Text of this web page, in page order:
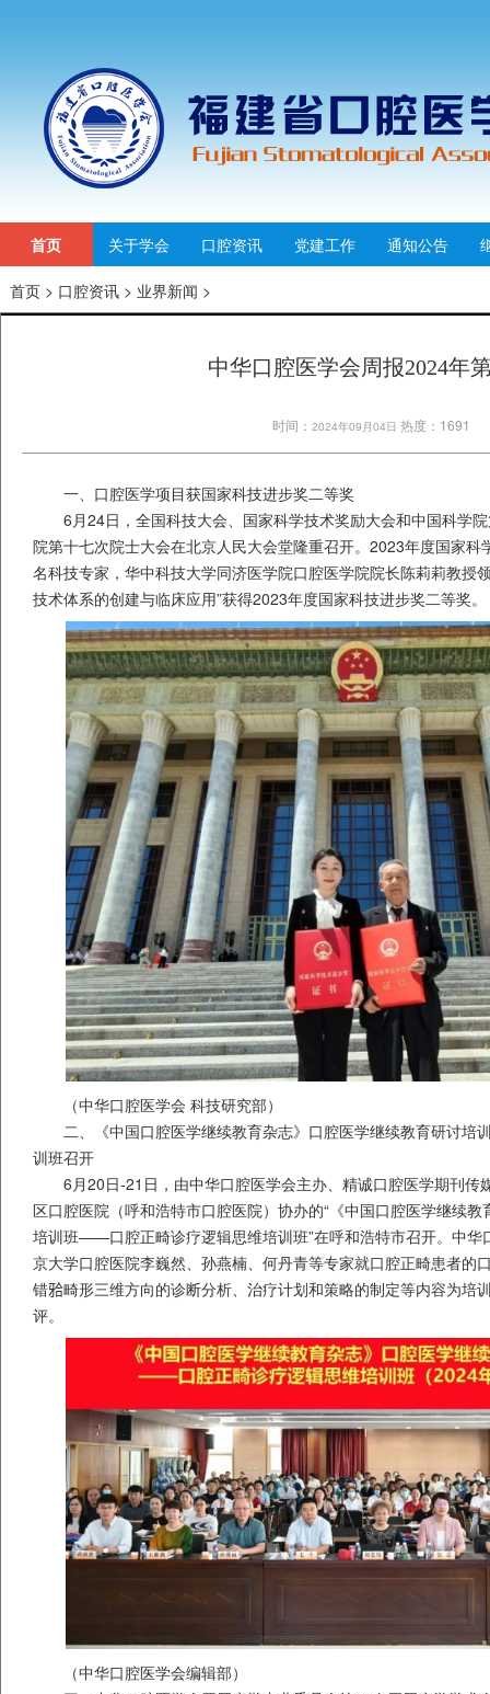
首页 关于学会 口腔资讯 党建工作 通知公告
首页 > 口腔资讯 > 业界新闻 >
中华口腔医学会周报2024年
时间：2024年09月04日 热度：1691
一、口腔医学项目获国家科技进步奖二等奖
6月24日，全国科技大会、国家科学技术奖励大会和中国科学
院第十七次院士大会在北京人民大会堂隆重召开。2023年度国家
名科技专家，华中科技大学同济医学院口腔医学院院长陈莉莉教授
技术体系的创建与临床应用”获得2023年度国家科技进步奖二等奖。
（中华口腔医学会 科技研究部）
二、《中国口腔医学继续教育杂志》口腔医学继续教育研讨
训班召开
6月20日-21日，由中华口腔医学会主办、精诚口腔医学期刊传
区口腔医院（呼和浩特市口腔医院）协办的“《中国口腔医学继续
培训班——口腔正畸诊疗逻辑思维培训班”在呼和浩特市召开。中华
京大学口腔医院李巍然、孙燕楠、何丹青等专家就口腔正畸患者的
错𬌗畸形三维方向的诊断分析、治疗计划和策略的制定等内容为培
评。
（中华口腔医学会编辑部）